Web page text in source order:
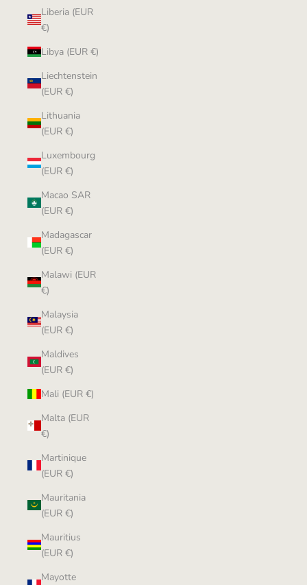
Liberia (EUR
€)
Libya (EUR €)
Liechtenstein
(EUR €)
Lithuania
(EUR €)
Luxembourg
(EUR €)
Macao SAR
(EUR €)
Madagascar
(EUR €)
Malawi (EUR
€)
Malaysia
(EUR €)
Maldives
(EUR €)
Mali (EUR €)
Malta (EUR
€)
Martinique
(EUR €)
Mauritania
(EUR €)
Mauritius
(EUR €)
Mayotte